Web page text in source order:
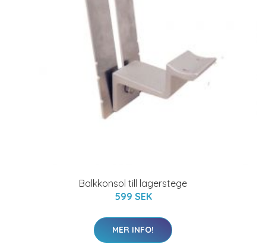
Balkkonsol till lagerstege
599 SEK
MER INFO!